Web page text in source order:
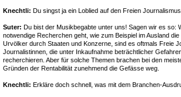
Knechtli: Du singst ja ein Loblied auf den Freien
Suter: Du bist der Musikbegabte unter uns! Sagen wir es so:
notwendige Recherchen geht, wie zum Beispiel im Ausland
Urvölker durch Staaten und Konzerne, sind es oftmals Freie
Journalistinnen, die unter Inkaufnahme beträchtlicher
recherchieren. Aber für solche Themen brachen bei den
Gründen der Rentabilität zunehmend die Gefässe weg.
Knechtli: Erkläre doch schnell, was mit dem Branchen-